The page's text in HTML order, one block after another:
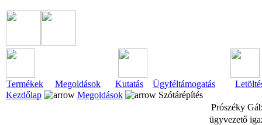
Termékek Megoldások Kutatás Ügyféltámogatás
Kezdőlap
Megoldások Szótárépítés
Prószéky
ügyvezető